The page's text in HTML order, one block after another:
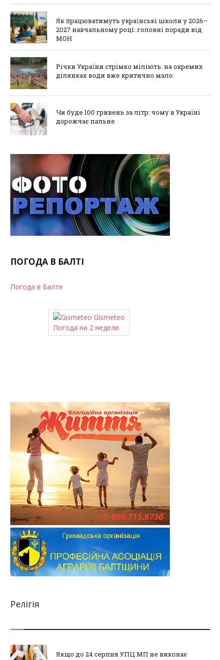
Як працюватимуть українські школи у 2026–
2027 навчальному році: головні поради від
МОН
Річки України стрімко міліють: на окремих
ділянках води вже критично мало
Чи буде 100 гривень за літр: чому в Україні
дорожчає пальне
ПОГОДА В БАЛТІ
Погода в Балте
Gismeteo
Погода на 2 недели
Релігія
Якщо до 24 серпня УПЦ МП не виконає